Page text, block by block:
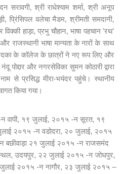
सरावगी, श्री राधेश्याम शर्मा, श्री अनूप
प्रिंसिपल वलेचा मैडम, श्रीमती समदानी,
हाड़ा, प्रभु चौहान, भाषा पहचान 'रथ'
राजस्थानी भाषा मान्यता के नारों के साथ
के कॉलेज के छात्रों ने नए रूप लिए और
पोद्दार और नगरसेविका सुमन कोठारी द्वारा
नाम से प्रसिद्ध मीरा-भयंदर पहुंचे। स्थानीय
किया गया।
वापी, १९ जुलाई, २०१५ -न सूरत, १९
२०१५ -न वडोदरा, २० जुलाई, २०१५
बछीवाड़ा २१ जुलाई २०१५ -न राजसमंद
उदयपुर, २२ जुलाई २०१५ -न जोधपुर,
२०१५ -न नागौर, २३ जुलाई २०१५ –